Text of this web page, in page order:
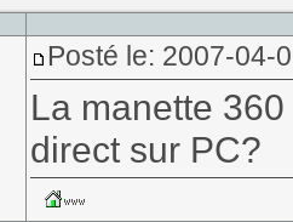
Posté le: 2007-04-
La manette
direct sur PC?